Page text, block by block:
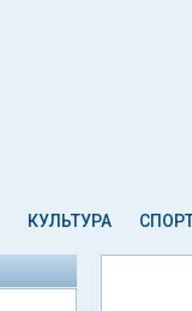
КУЛЬТУРА